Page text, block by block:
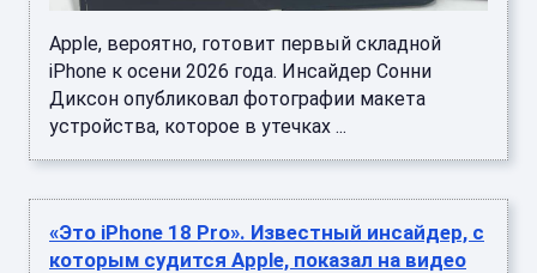
Apple, вероятно, готовит первый складной
iPhone к осени 2026 года. Инсайдер Сонни
Диксон опубликовал фотографии макета
устройства, которое в утечках ...
«Это iPhone 18 Pro». Известный инсайдер, с
которым судится Apple, показал на видео